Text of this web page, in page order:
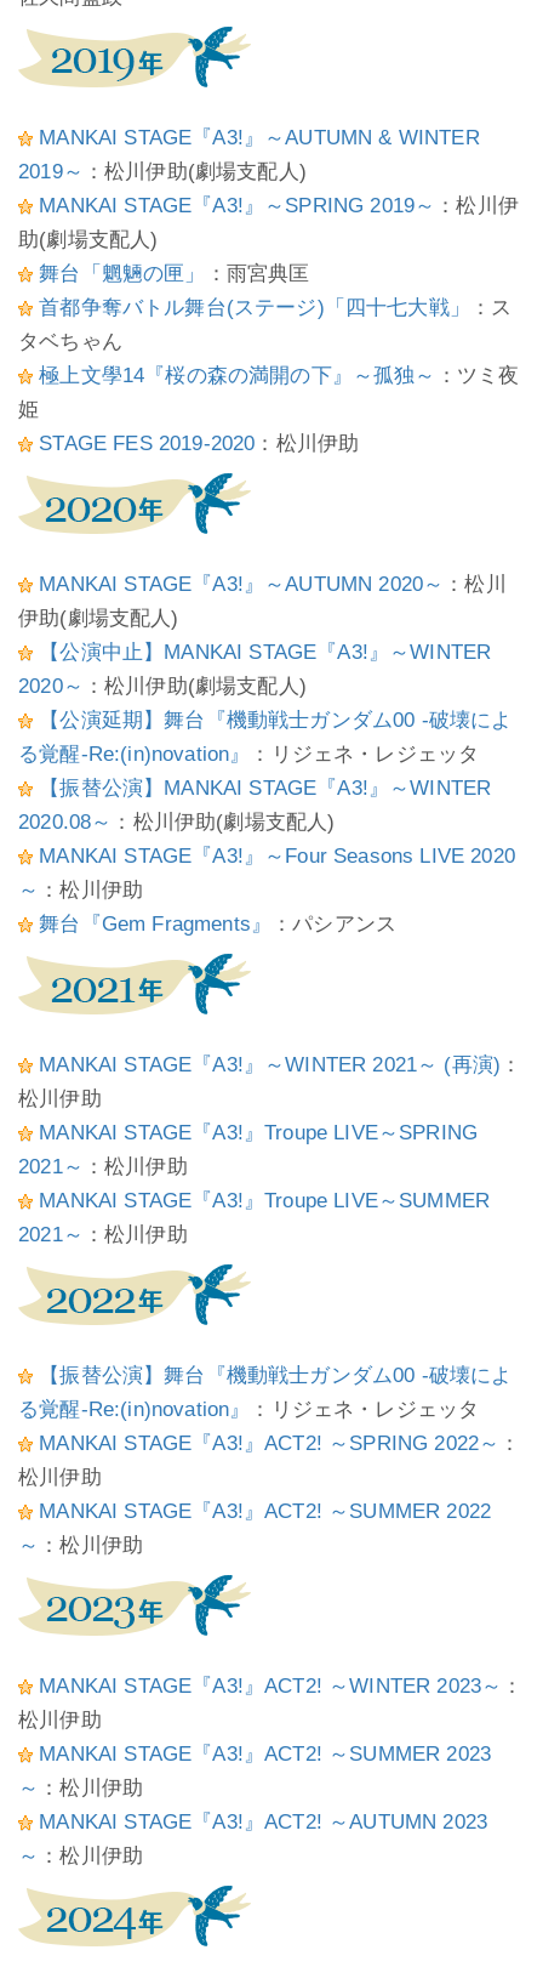
MANKAI STAGE『A3!』～AUTUMN & WINTER
2019～ ：松川伊助(劇場支配人)
MANKAI STAGE『A3!』～SPRING 2019～ ：松川伊
助(劇場支配人)
舞台「魍魎の匣」
：雨宮典匡
首都争奪バトル舞台(ステージ)「四十七大戦」
：ス
タベちゃん
極上文學14『桜の森の満開の下』～孤独～ ：ツミ夜
姫
STAGE FES 2019-2020 ：松川伊助
MANKAI STAGE『A3!』～AUTUMN 2020～ ：松川
伊助(劇場支配人)
【公演中止】MANKAI STAGE『A3!』～WINTER
2020～ ：松川伊助(劇場支配人)
【公演延期】舞台『機動戦士ガンダム00 -破壊によ
る覚醒-Re:(in)novation』
：リジェネ・レジェッタ
【振替公演】MANKAI STAGE『A3!』～WINTER
2020.08～ ：松川伊助(劇場支配人)
MANKAI STAGE『A3!』～Four Seasons LIVE 2020
～ ：松川伊助
舞台『Gem Fragments』
：パシアンス
MANKAI STAGE『A3!』～WINTER 2021～ (再演) ：
松川伊助
MANKAI STAGE『A3!』Troupe LIVE～SPRING
2021～ ：松川伊助
MANKAI STAGE『A3!』Troupe LIVE～SUMMER
2021～ ：松川伊助
【振替公演】舞台『機動戦士ガンダム00 -破壊によ
る覚醒-Re:(in)novation』
：リジェネ・レジェッタ
MANKAI STAGE『A3!』ACT2! ～SPRING 2022～ ：
松川伊助
MANKAI STAGE『A3!』ACT2! ～SUMMER 2022
～ ：松川伊助
MANKAI STAGE『A3!』ACT2! ～WINTER 2023～ ：
松川伊助
MANKAI STAGE『A3!』ACT2! ～SUMMER 2023
～ ：松川伊助
MANKAI STAGE『A3!』ACT2! ～AUTUMN 2023
～ ：松川伊助